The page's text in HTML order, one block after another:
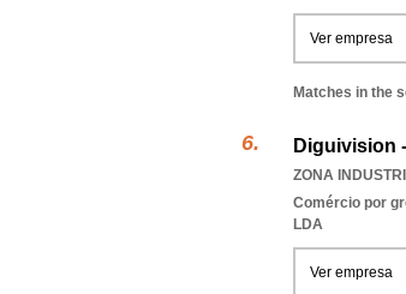
Ver empresa
Matches in the
Diguivision
ZONA
Comércio por
LDA
Ver empresa